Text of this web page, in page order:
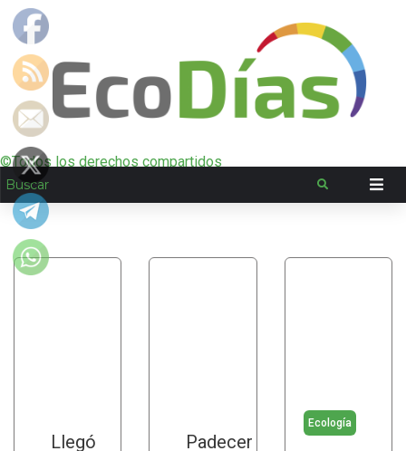
©Todos los derechos compartidos
Llegó
Padecer
Ecología